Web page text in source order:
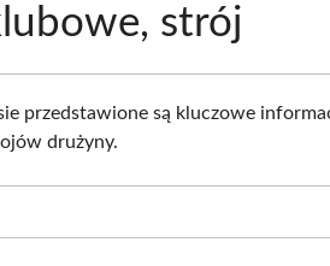
strój
przedstawione są kluczowe
drużyny.